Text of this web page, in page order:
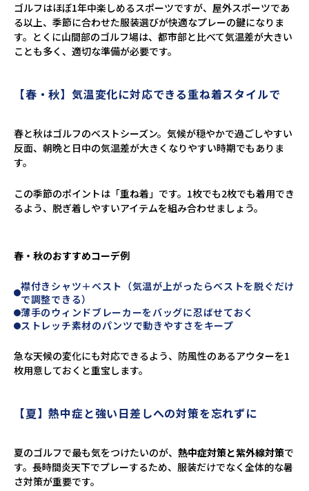
ゴルフはほぼ1年中楽しめるスポーツですが、屋外スポーツであ
る以上、季節に合わせた服装選びが快適なプレーの鍵になりま
す。とくに山間部のゴルフ場は、都市部と比べて気温差が大きい
ことも多く、適切な準備が必要です。
【春・秋】気温変化に対応できる重ね着スタイルで
春と秋はゴルフのベストシーズン。気候が穏やかで過ごしやすい
反面、朝晩と日中の気温差が大きくなりやすい時期でもありま
す。
この季節のポイントは「重ね着」です。1枚でも2枚でも着用でき
るよう、脱ぎ着しやすいアイテムを組み合わせましょう。
春・秋のおすすめコーデ例
襟付きシャツ＋ベスト（気温が上がったらベストを脱ぐだけ
で調整できる）
薄手のウィンドブレーカーをバッグに忍ばせておく
ストレッチ素材のパンツで動きやすさをキープ
急な天候の変化にも対応できるよう、防風性のあるアウターを1
枚用意しておくと重宝します。
【夏】熱中症と強い日差しへの対策を忘れずに
夏のゴルフで最も気をつけたいのが、 熱中症対策と紫外線対策で
す。長時間炎天下でプレーするため、服装だけでなく全体的な暑
さ対策が重要です。